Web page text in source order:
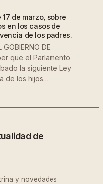
17 de marzo, sobre
en los casos de
de los padres.
GOBIERNO DE
que el Parlamento
la siguiente Ley
de los hijos…
de
y novedades